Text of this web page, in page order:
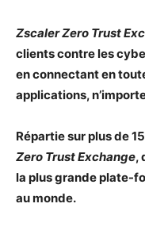
Zscaler Zero Trust
clients contre les
en connectant en
applications,
Répartie sur plus de
Zero Trust Exchange,
la plus grande plate-
au monde.